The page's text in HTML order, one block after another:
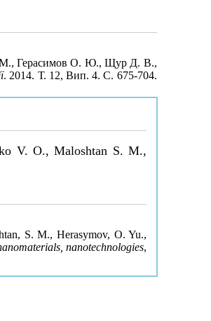
М., Герасимов О. Ю., Щур Д. В.,
. 2014. Т. 12, Вип. 4. С. 675-704.
V. O., Maloshtan S. M.,
S. M., Herasymov, O. Yu.,
nanotechnologies,